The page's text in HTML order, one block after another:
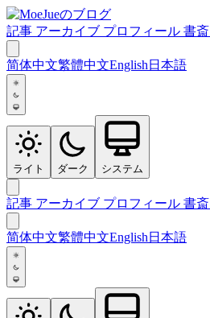
記事 アーカイブ プロフィール 書斎
简体中文繁體中文English 日本語
ライト ダーク システム
記事 アーカイブ プロフィール 書斎
简体中文繁體中文English 日本語